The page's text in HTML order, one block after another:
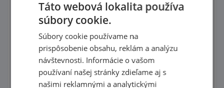
Moduly FLEXI
Nábytok do kancelárie
Táto webová lokalita používa
súbory cookie.
Súbory cookie používame na
prispôsobenie obsahu, reklám a analýzu
návštevnosti. Informácie o vašom
používaní našej stránky zdieľame aj s
našimi reklamnými a analytickými